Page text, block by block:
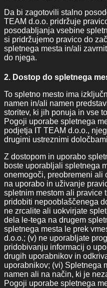
Da bi zagotovili stalno
TEAM d.o.o. pridržuje
posodabljanja vsebine
si pridržujemo pravico do
spletnega mesta in/ali
do njega.
2. Dostop do spletnega
To spletno mesto ima
namen in/ali namen
storitev, ki jih ponuja in vse
Pogoji uporabe spletnega
podjetja IT TEAM d.o.o.,
drugimi ustreznimi
Z dostopom in uporabo
boste uporabljali spletnega
onemogoči, preobremeni ali
na uporabo in uživanje
spletnim mestom ali pravice
pridobiti nepooblaščenega
ne zrcalite ali uokvirjate
dela le-tega na drugem
spletnega mesta le prek
d.o.o.; (v) ne uporabljate
pridobivanju informacij o
drugih uporabnikov in
uporabnikov; (vi) Spletnega
namen ali na način, ki je
Pogoji uporabe spletnega